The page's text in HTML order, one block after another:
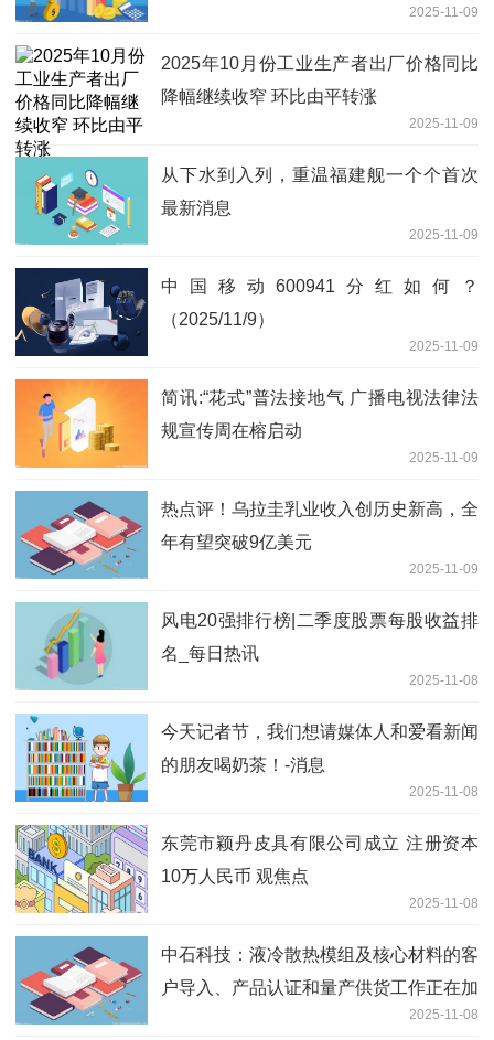
2025-11-09
2025年10月份工业生产者出厂价格同比
降幅继续收窄 环比由平转涨
2025-11-09
从下水到入列，重温福建舰一个个首次
最新消息
2025-11-09
中国移动600941分红如何？
（2025/11/9）
2025-11-09
简讯:“花式”普法接地气 广播电视法律法
规宣传周在榕启动
2025-11-09
热点评！乌拉圭乳业收入创历史新高，全
年有望突破9亿美元
2025-11-09
风电20强排行榜|二季度股票每股收益排
名_每日热讯
2025-11-08
今天记者节，我们想请媒体人和爱看新闻
的朋友喝奶茶！-消息
2025-11-08
东莞市颖丹皮具有限公司成立 注册资本
10万人民币 观焦点
2025-11-08
中石科技：液冷散热模组及核心材料的客
户导入、产品认证和量产供货工作正在加
2025-11-08